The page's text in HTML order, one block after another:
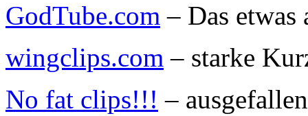
GodTube.com – Das
wingclips.com – starke
No fat clips!!! –